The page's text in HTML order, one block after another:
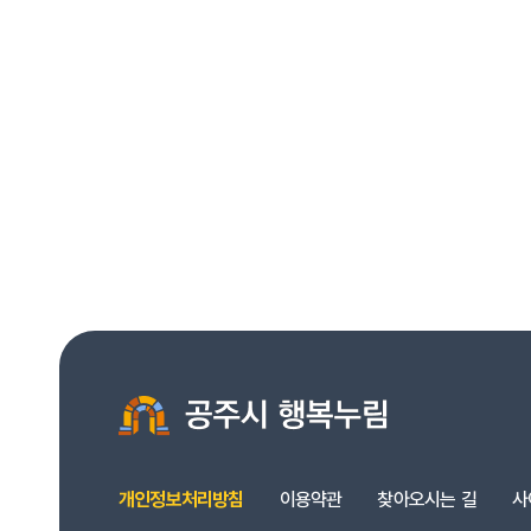
개인정보처리방침 이용약관 찾아오시는 길